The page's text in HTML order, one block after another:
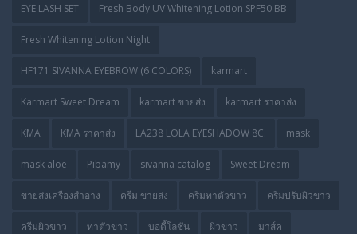
EYE LASH SET Fresh Body UV Whitening Lotion SPF50 BB
Fresh Whitening Lotion Night
HF171 SIVANNA EYEBROW (6 COLORS) karmart
Karmart Sweet Dream karmart ขายส่ง karmart ราคาส่ง
KMA KMA ราคาส่ง LA238 LOLA EYESHADOW 8C. mask
mask aloe Pibamy sivanna catalog Sweet Dream
ขายส่งเครื่องสำอาง ครีม ขายส่ง ครีมทาตัวขาว ครีมปรับผิวขาว
ครีมผิวขาว ทาตัวขาว บอดี้โลชั่น ผิวขาว มาส์ค